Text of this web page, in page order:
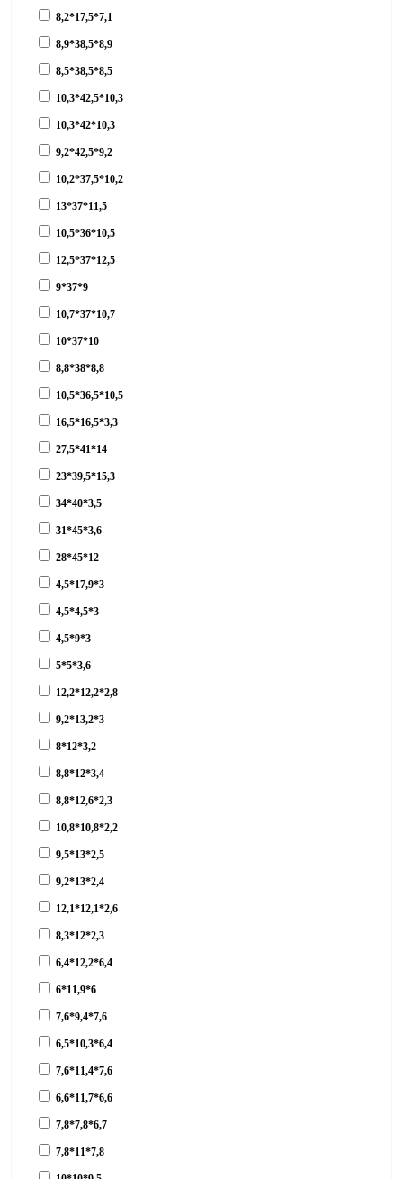
8,2*17,5*7,1
8,9*38,5*8,9
8,5*38,5*8,5
10,3*42,5*10,3
10,3*42*10,3
9,2*42,5*9,2
10,2*37,5*10,2
13*37*11,5
10,5*36*10,5
12,5*37*12,5
9*37*9
10,7*37*10,7
10*37*10
8,8*38*8,8
10,5*36,5*10,5
16,5*16,5*3,3
27,5*41*14
23*39,5*15,3
34*40*3,5
31*45*3,6
28*45*12
4,5*17,9*3
4,5*4,5*3
4,5*9*3
5*5*3,6
12,2*12,2*2,8
9,2*13,2*3
8*12*3,2
8,8*12*3,4
8,8*12,6*2,3
10,8*10,8*2,2
9,5*13*2,5
9,2*13*2,4
12,1*12,1*2,6
8,3*12*2,3
6,4*12,2*6,4
6*11,9*6
7,6*9,4*7,6
6,5*10,3*6,4
7,6*11,4*7,6
6,6*11,7*6,6
7,8*7,8*6,7
7,8*11*7,8